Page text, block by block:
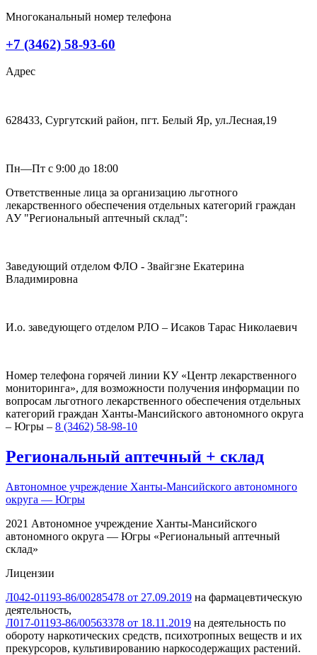
Многоканальный номер телефона
+7 (3462) 58-93-60
Адрес
628433, Сургутский район, пгт. Белый Яр, ул.Лесная,19
Пн—Пт с 9:00 до 18:00
Ответственные лица за организацию льготного
лекарственного обеспечения отдельных категорий граждан
АУ "Региональный аптечный склад":
Заведующий отделом ФЛО - Звайгзне Екатерина
Владимировна
И.о. заведующего отделом РЛО – Исаков Тарас Николаевич
Номер телефона горячей линии КУ «Центр лекарственного
мониторинга», для возможности получения информации по
вопросам льготного лекарственного обеспечения отдельных
категорий граждан Ханты-Мансийского автономного округа
– Югры – 8 (3462) 58-98-10
Региональный аптечный + склад
Автономное учреждение Ханты-Мансийского автономного
округа — Югры
2021 Автономное учреждение Ханты-Мансийского
автономного округа — Югры «Региональный аптечный
склад»
Лицензии
Л042-01193-86/00285478 от 27.09.2019 на фармацевтическую
деятельность,
Л017-01193-86/00563378 от 18.11.2019 на деятельность по
обороту наркотических средств, психотропных веществ и их
прекурсоров, культивированию наркосодержащих растений.